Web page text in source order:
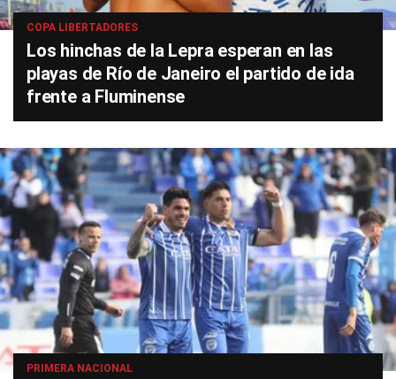
COPA LIBERTADORES
Los hinchas de la Lepra esperan en las
playas de Río de Janeiro el partido de ida
frente a Fluminense
PRIMERA NACIONAL